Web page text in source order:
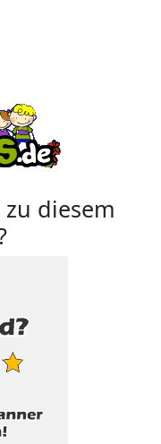
diesem